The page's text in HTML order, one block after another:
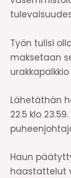
Työn tulisi
maksetaan
Lähetäthän
22.5 klo
Haun
haastattelut